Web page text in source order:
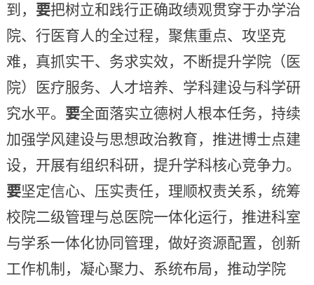
到， 要把树立和践行正确政绩观贯穿于办学治
院、行医育人的全过程，聚焦重点、攻坚克
难，真抓实干、务求实效，不断提升学院（医
院）医疗服务、人才培养、学科建设与科学研
究水平。 要全面落实立德树人根本任务，持续
加强学风建设与思想政治教育，推进博士点建
设，开展有组织科研，提升学科核心竞争力。
要坚定信心、压实责任，理顺权责关系，统筹
校院二级管理与总医院一体化运行，推进科室
与学系一体化协同管理，做好资源配置，创新
工作机制，凝心聚力、系统布局，推动学院